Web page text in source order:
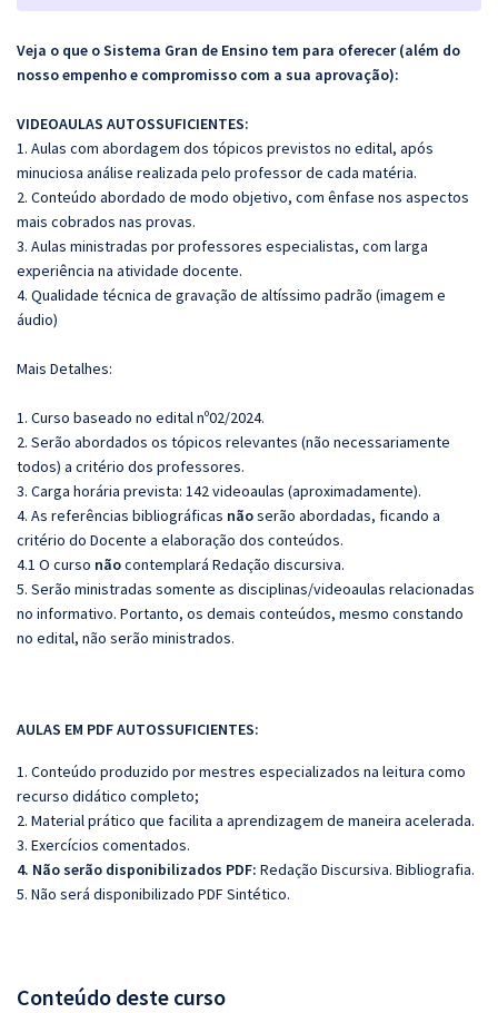
Veja o que o Sistema Gran de Ensino tem para oferecer (além do
nosso empenho e compromisso com a sua aprovação):
VIDEOAULAS AUTOSSUFICIENTES:
1. Aulas com abordagem dos tópicos previstos no edital, após
minuciosa análise realizada pelo professor de cada matéria.
2. Conteúdo abordado de modo objetivo, com ênfase nos aspectos
mais cobrados nas provas.
3. Aulas ministradas por professores especialistas, com larga
experiência na atividade docente.
4. Qualidade técnica de gravação de altíssimo padrão (imagem e
áudio)
Mais Detalhes:
1. Curso baseado no edital nº02/2024.
2. Serão abordados os tópicos relevantes (não necessariamente
todos) a critério dos professores.
3. Carga horária prevista: 142 videoaulas (aproximadamente).
4. As referências bibliográficas nãoserão abordadas, ficando a
critério do Docente a elaboração dos conteúdos.
4.1 O curso nãocontemplará Redação discursiva.
5. Serão ministradas somente as disciplinas/videoaulas relacionadas
no informativo. Portanto, os demais conteúdos, mesmo constando
no edital, não serão ministrados.
AULAS EM PDF AUTOSSUFICIENTES:
1. Conteúdo produzido por mestres especializados na leitura como
recurso didático completo;
2. Material prático que facilita a aprendizagem de maneira acelerada.
3. Exercícios comentados.
4. Não serão disponibilizados PDF: Redação Discursiva. Bibliografia.
5. Não será disponibilizado PDF Sintético.
Conteúdo deste curso